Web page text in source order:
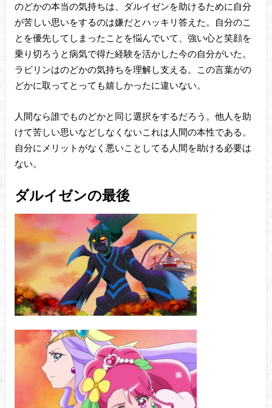
のどかの本当の気持ちは、ダルイゼンを助けるために自分
が苦しい思いをするのは嫌だとハッキリ答えた。自分のこ
とを優先してしまったことを悩んでいて、強い心と笑顔を
乗り切ろうと病気で得た経験を活かした今の自分がいた。
ラビリンはのどかの気持ちを理解し支える。この言葉がの
どかに取ってとっても嬉しかったに違いない。
人間なら誰でものどかと同じ選択をするだろう。他人を助
けて苦しい思いなどしなくないこれは人間の本性である。
自分にメリットがなく悪いことしてる人間を助ける必要は
ない。
ダルイゼンの最後